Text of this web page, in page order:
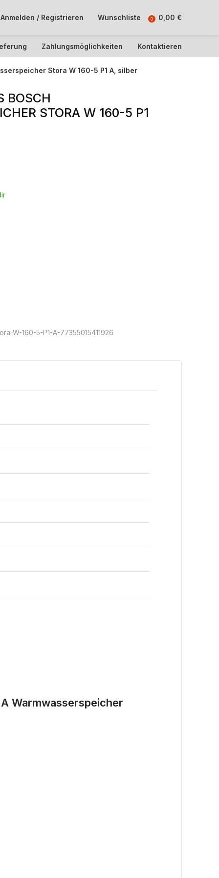
Anmelden / Registrieren Wunschliste 0 0,00 €
Zahlungsmöglichkeiten Kontaktieren
Stora W 160-5 P1 A, silber
BOSCH
STORA W 160-5 P1
W-160-5-P1-A-77355015411926
Warmwasserspeicher